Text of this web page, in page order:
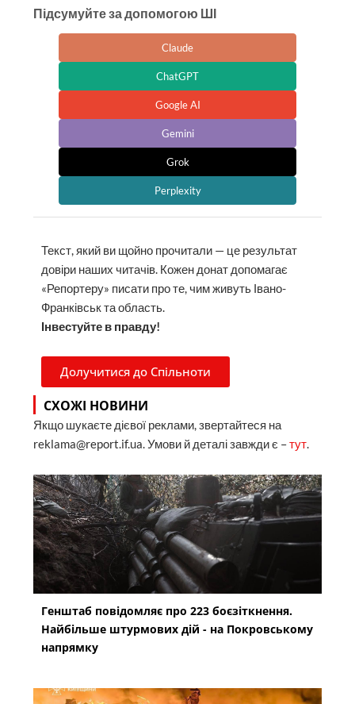
Підсумуйте за допомогою ШІ
Claude
ChatGPT
Google AI
Gemini
Grok
Perplexity
Текст, який ви щойно прочитали — це результат
довіри наших читачів. Кожен донат допомагає
«Репортеру» писати про те, чим живуть Івано-
Франківськ та область.
Інвестуйте в правду!
Долучитися до Спільноти
СХОЖІ НОВИНИ
Якщо шукаєте дієвої реклами, звертайтеся на
reklama@report.if.ua. Умови й деталі завжди є –тут.
Генштаб повідомляє про 223 боєзіткнення.
Найбільше штурмових дій - на Покровському
напрямку